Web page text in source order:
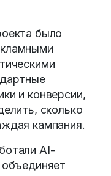
было
и конверсии,
сколько
кампания.
AI-